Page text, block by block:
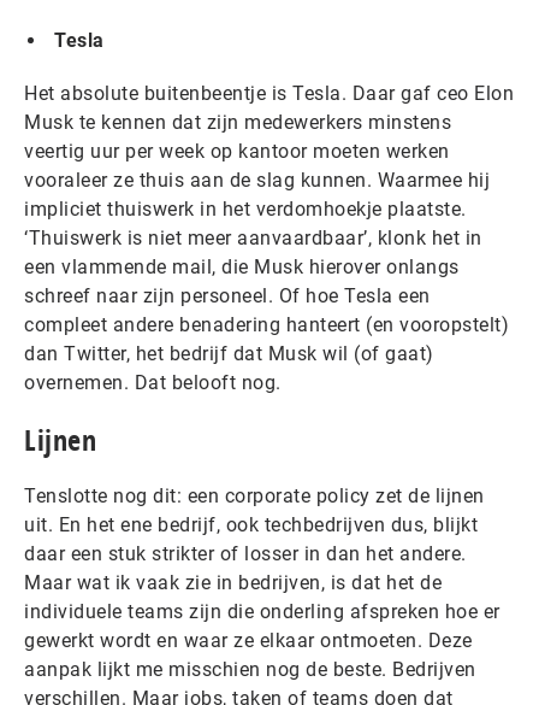
Tesla
Het absolute buitenbeentje is Tesla. Daar gaf ceo Elon
Musk te kennen dat zijn medewerkers minstens
veertig uur per week op kantoor moeten werken
vooraleer ze thuis aan de slag kunnen. Waarmee hij
impliciet thuiswerk in het verdomhoekje plaatste.
‘Thuiswerk is niet meer aanvaardbaar’, klonk het in
een vlammende mail, die Musk hierover onlangs
schreef naar zijn personeel. Of hoe Tesla een
compleet andere benadering hanteert (en vooropstelt)
dan Twitter, het bedrijf dat Musk wil (of gaat)
overnemen. Dat belooft nog.
Lijnen
Tenslotte nog dit: een corporate policy zet de lijnen
uit. En het ene bedrijf, ook techbedrijven dus, blijkt
daar een stuk strikter of losser in dan het andere.
Maar wat ik vaak zie in bedrijven, is dat het de
individuele teams zijn die onderling afspreken hoe er
gewerkt wordt en waar ze elkaar ontmoeten. Deze
aanpak lijkt me misschien nog de beste. Bedrijven
verschillen. Maar jobs, taken of teams doen dat